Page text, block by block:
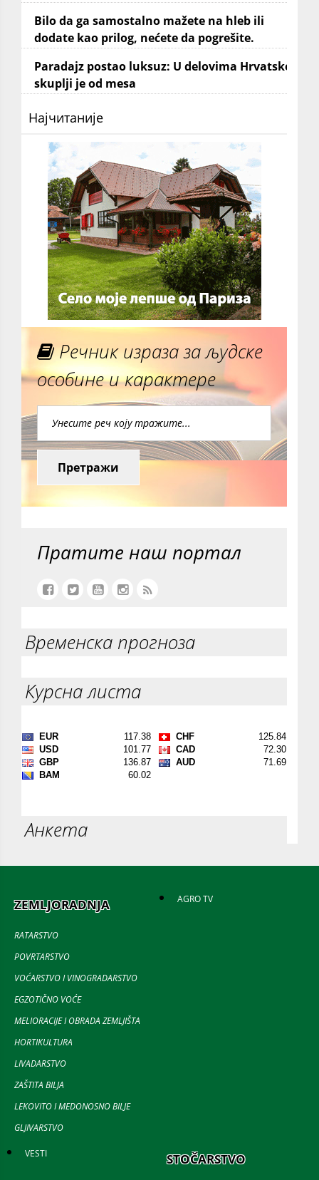
Bilo da ga samostalno mažete na hleb ili
dodate kao prilog, nećete da pogrešite.
Paradajz postao luksuz: U delovima Hrvatske
skuplji je od mesa
Најчитаније
Речник израза за људске
особине и карактере
Претражи
Пратите наш портал
Временска прогноза
Курсна листа
Анкета
ZEMLJORADNJA
RATARSTVO
POVRTARSTVO
VOĆARSTVO I VINOGRADARSTVO
EGZOTIČNO VOĆE
MELIORACIJE I OBRADA ZEMLJIŠTA
HORTIKULTURA
LIVADARSTVO
ZAŠTITA BILJA
LEKOVITO I MEDONOSNO BILJE
GLJIVARSTVO
AGRO TV
VESTI STOČARSTVO